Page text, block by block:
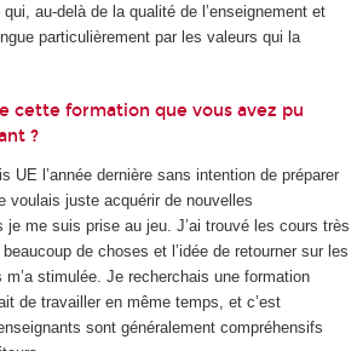
au-delà de la qualité de l’enseignement et
particulièrement par les valeurs qui la
cette formation que vous avez pu
?
UE l’année dernière sans intention de préparer
voulais juste acquérir de nouvelles
me suis prise au jeu. J’ai trouvé les cours très
de choses et l’idée de retourner sur les
m’a stimulée. Je recherchais une formation
de travailler en même temps, et c’est
sont généralement compréhensifs